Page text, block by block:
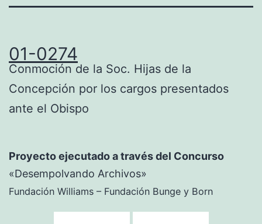
01-0274
Conmoción de la Soc. Hijas de la
Concepción por los cargos presentados
ante el Obispo
Proyecto ejecutado a través del Concurso
«Desempolvando Archivos»
Fundación Williams – Fundación Bunge y Born